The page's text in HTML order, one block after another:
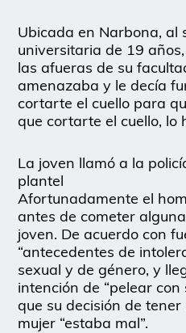
Ubicada en Narbona, al
universitaria de 19
las afueras de su
amenazaba y le decía
cortarte el cuello para
que cortarte el cuello, lo
La joven llamó a la
plantel
Afortunadamente el
antes de cometer
joven. De acuerdo con
“antecedentes de
sexual y de género, y
intención de “pelear
que su decisión de
mujer “estaba mal”.